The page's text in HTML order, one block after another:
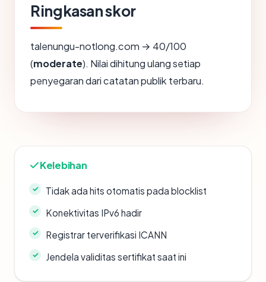
Ringkasan skor
talenungu-notlong.com → 40/100
(moderate). Nilai dihitung ulang setiap
penyegaran dari catatan publik terbaru.
Kelebihan
Tidak ada hits otomatis pada blocklist
Konektivitas IPv6 hadir
Registrar terverifikasi ICANN
Jendela validitas sertifikat saat ini